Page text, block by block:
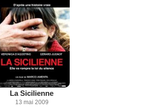
La Sicilienne
13 mai 2009